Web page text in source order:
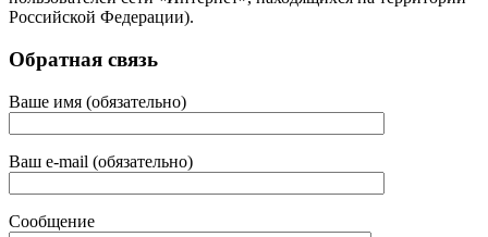
Российской Федерации).
Обратная связь
Ваше имя (обязательно)
Ваш e-mail (обязательно)
Сообщение